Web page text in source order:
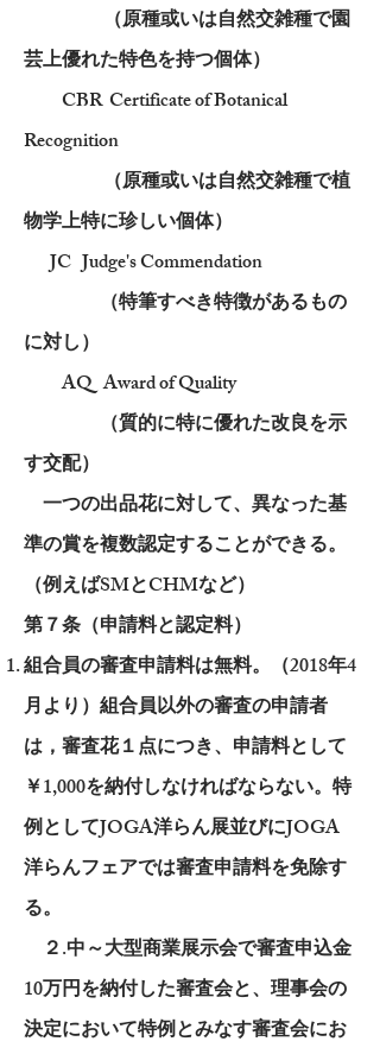
（原種或いは自然交雑種で園
芸上優れた特色を持つ個体）
CBR Certificate of Botanical
Recognition
（原種或いは自然交雑種で植
物学上特に珍しい個体）
JC Judge's Commendation
（特筆すべき特徴があるもの
に対し）
AQ Award of Quality
（質的に特に優れた改良を示
す交配）
一つの出品花に対して、異なった基
準の賞を複数認定することができる。
（例えばSMとCHMなど）
第７条（申請料と認定料）
組合員の審査申請料は無料。（2018年4
月より）組合員以外の審査の申請者
は，審査花１点につき、申請料として
￥1,000を納付しなければならない。特
例としてJOGA洋らん展並びにJOGA
洋らんフェアでは審査申請料を免除す
る。
２.中～大型商業展示会で審査申込金
10万円を納付した審査会と、理事会の
決定において特例とみなす審査会にお